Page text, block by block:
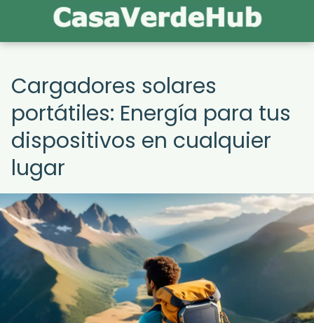
Cargadores solares
portátiles: Energía para tus
dispositivos en cualquier
lugar